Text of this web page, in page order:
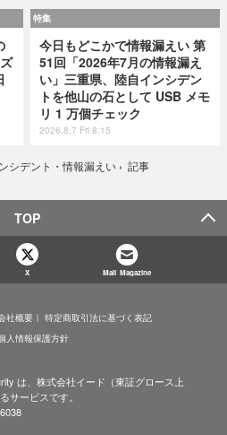
特集
今日もどこかで情報漏えい 第
51回「2026年7月の情報漏え
い」三重県、陸自インシデン
トを他山の石として USB メモ
リ 1 万個チェック
2026.8.7 Fri 8:15
シデント・情報漏えい › 記事
TOP
X Mail Magazine
社概要
特定商取引法に基づく表記
人情報保護方針
は、株式会社イード（東証グロース上
サービスです。